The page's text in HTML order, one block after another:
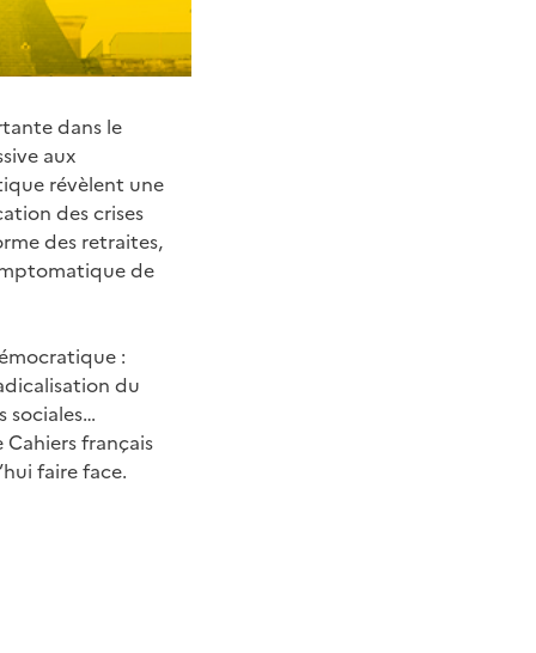
dans le
aux
révèlent une
des crises
des retraites,
de
:
du
sociales…
français
faire face.